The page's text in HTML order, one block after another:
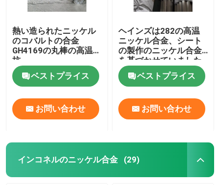
熱い造られたニッケル
のコバルトの合金
GH4169の丸棒の高温抵
抗
ベストプライス
お問い合わせ
ヘインズは282の高温
ニッケル合金、シート
の製作のニッケル合金
を基づかせていました
ベストプライス
お問い合わせ
インコネルのニッケル合金 (29)